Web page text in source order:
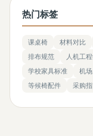
热门标签
课桌椅 材料对比
排布规范
人机工
学校家具标准
机
等候椅配件
采购